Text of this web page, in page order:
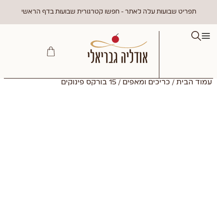
תפריט שבועות עלה לאתר - חפשו קטרגורית שבועות בדף הראשי
עמוד הבית / כריכים ומאפים / 15 בורקס פינוקים